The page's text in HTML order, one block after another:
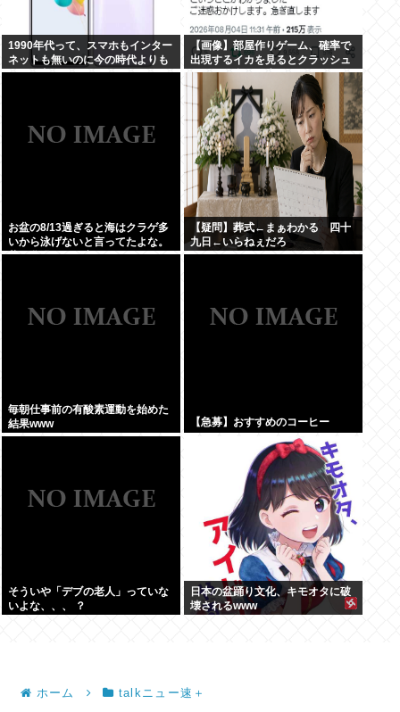
1990年代って、スマホもインター
ネットも無いのに今の時代よりも
カッコ良いよな
【画像】部屋作りゲーム、確率で
出現するイカを見るとクラッシュ
する不具合が発生ｗｗｗ
お盆の8/13過ぎると海はクラゲ多
いから泳げないと言ってたよな。
昔お盆過ぎると寒くなっていたし
【疑問】葬式←まぁわかる 四十
九日←いらねぇだろ
毎朝仕事前の有酸素運動を始めた
結果www
【急募】おすすめのコーヒー
そういや「デブの老人」っていな
いよな、、、 ？
日本の盆踊り文化、キモオタに破
壊されるwww
ホーム talkニュー速＋